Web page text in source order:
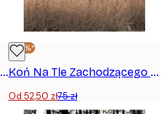
Nabrzeże O Wschodzie Słońca Plakat
-30%*
Koń Na Tle Zachodzącego Słońca Plakat
Od 52,50 zł75 zł